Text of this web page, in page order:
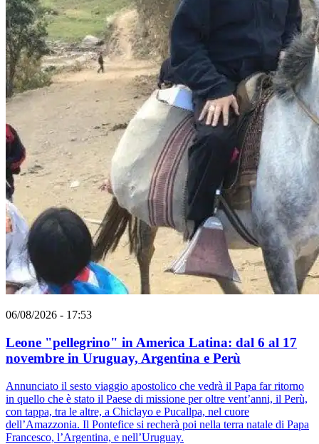
06/08/2026 - 17:53
Leone "pellegrino" in America Latina: dal 6 al 17
novembre in Uruguay, Argentina e Perù
Annunciato il sesto viaggio apostolico che vedrà il Papa far ritorno
in quello che è stato il Paese di missione per oltre vent’anni, il Perù,
con tappa, tra le altre, a Chiclayo e Pucallpa, nel cuore
dell’Amazzonia. Il Pontefice si recherà poi nella terra natale di Papa
Francesco, l’Argentina, e nell’Uruguay.